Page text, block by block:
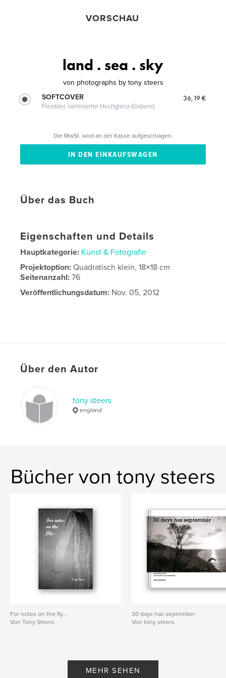
VORSCHAU
land . sea . sky
von photographs by tony steers
SOFTCOVER
Flexibler, laminierter Hochglanz-Einband
36,19 €
Die MwSt. wird an der Kasse aufgeschlagen.
Über das Buch
Eigenschaften und Details
Hauptkategorie: Kunst & Fotografie
Projektoption:Quadratisch klein, 18×18 cm
Seitenanzahl:76
Veröffentlichungsdatum: Nov. 05, 2012
Über den Autor
tony steers
england
Bücher von tony steers
For notes on the fly...
Von Tony Steers
30 days has september
Von tony steers
MEHR SEHEN